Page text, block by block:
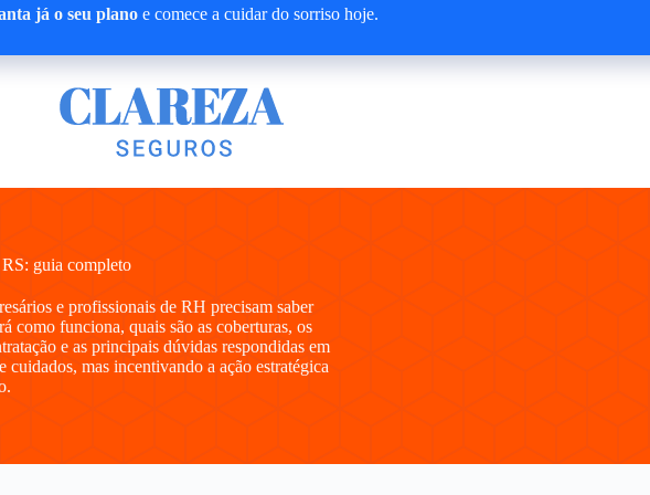
já o seu planoe comece a cuidar do sorriso hoje.
guia completo
e profissionais de RH precisam saber
como funciona, quais são as coberturas, os
e as principais dúvidas respondidas em
mas incentivando a ação estratégica